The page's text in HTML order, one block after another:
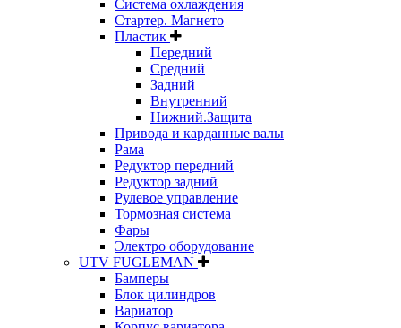
Система охлаждения
Стартер. Магнето
Пластик
Передний
Средний
Задний
Внутренний
Нижний.Защита
Привода и карданные валы
Рама
Редуктор передний
Редуктор задний
Рулевое управление
Тормозная система
Фары
Электро оборудование
UTV FUGLEMAN
Бамперы
Блок цилиндров
Вариатор